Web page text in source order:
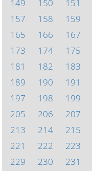
149
150 151
157
158 159
165
166 167
173
174 175
181
182 183
189
190 191
197
198 199
205
206 207
213
214 215
221
222 223
229
230 231